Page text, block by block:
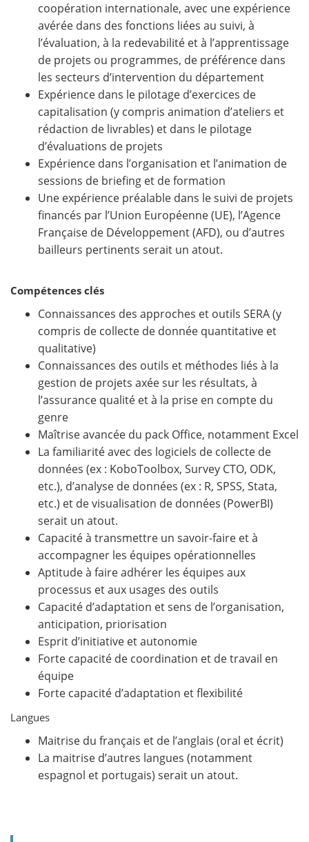
coopération internationale, avec une expérience
avérée dans des fonctions liées au suivi, à
l’évaluation, à la redevabilité et à l’apprentissage
de projets ou programmes, de préférence dans
les secteurs d’intervention du département
Expérience dans le pilotage d’exercices de
capitalisation (y compris animation d’ateliers et
rédaction de livrables) et dans le pilotage
d’évaluations de projets
Expérience dans l’organisation et l’animation de
sessions de briefing et de formation
Une expérience préalable dans le suivi de projets
financés par l’Union Européenne (UE), l’Agence
Française de Développement (AFD), ou d’autres
bailleurs pertinents serait un atout.
Compétences clés
Connaissances des approches et outils SERA (y
compris de collecte de donnée quantitative et
qualitative)
Connaissances des outils et méthodes liés à la
gestion de projets axée sur les résultats, à
l’assurance qualité et à la prise en compte du
genre
Maîtrise avancée du pack Office, notamment Excel
La familiarité avec des logiciels de collecte de
données (ex : KoboToolbox, Survey CTO, ODK,
etc.), d’analyse de données (ex : R, SPSS, Stata,
etc.) et de visualisation de données (PowerBI)
serait un atout.
Capacité à transmettre un savoir-faire et à
accompagner les équipes opérationnelles
Aptitude à faire adhérer les équipes aux
processus et aux usages des outils
Capacité d’adaptation et sens de l’organisation,
anticipation, priorisation
Esprit d’initiative et autonomie
Forte capacité de coordination et de travail en
équipe
Forte capacité d’adaptation et flexibilité
Langues
Maitrise du français et de l’anglais (oral et écrit)
La maitrise d’autres langues (notamment
espagnol et portugais) serait un atout.